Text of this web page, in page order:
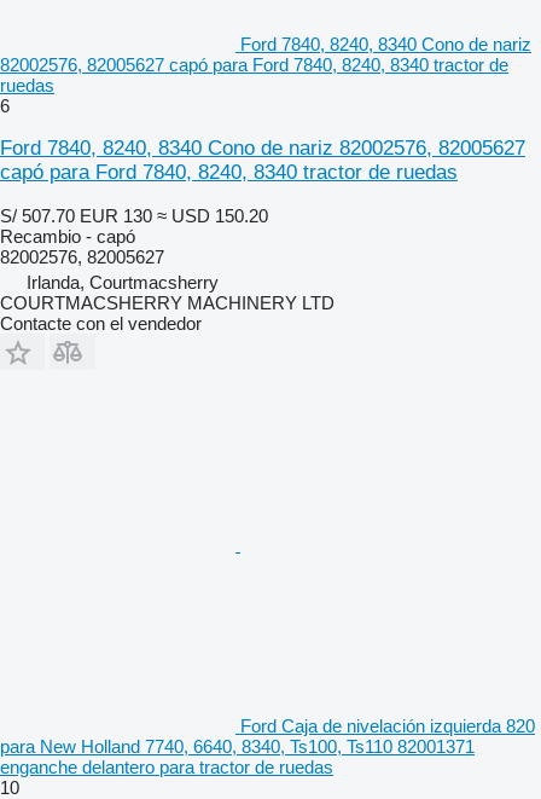
Ford 7840, 8240, 8340 Cono de nariz
82002576, 82005627 capó para Ford 7840, 8240, 8340 tractor de
ruedas
6
Ford 7840, 8240, 8340 Cono de nariz 82002576, 82005627
capó para Ford 7840, 8240, 8340 tractor de ruedas
S/ 507.70 EUR 130 ≈ USD 150.20
Recambio - capó
82002576, 82005627
Irlanda, Courtmacsherry
COURTMACSHERRY MACHINERY LTD
Contacte con el vendedor
Ford Caja de nivelación izquierda 820
para New Holland 7740, 6640, 8340, Ts100, Ts110 82001371
enganche delantero para tractor de ruedas
10